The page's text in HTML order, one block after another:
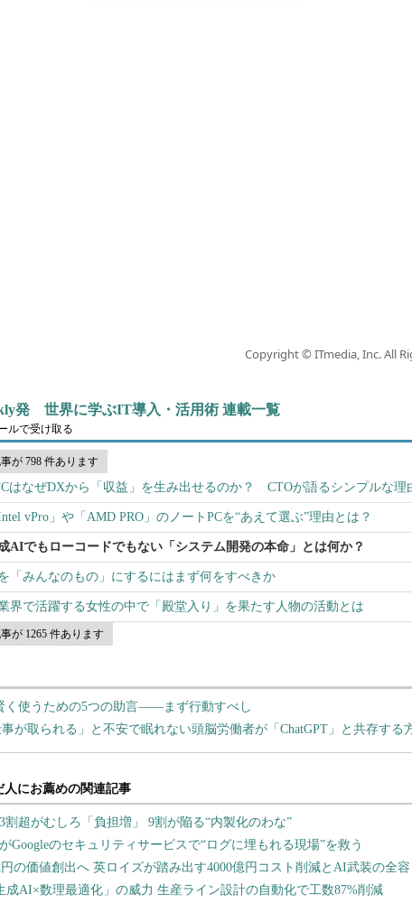
Copyright © ITmedia, Inc. All
発 世界に学ぶIT導入・活用術 連載一覧
ルで受け取る
が 798 件あります
はなぜDXから「収益」を生み出せるのか？ CTOが語るシンプルな理
Intel vPro」や「AMD PRO」のノートPCを“あえて選ぶ”理由とは？
AIでもローコードでもない「システム開発の本命」とは何か？
「みんなのもの」にするにはまず何をすべきか
界で活躍する女性の中で「殿堂入り」を果たす人物の活動とは
が 1265 件あります
く使うための5つの助言――まず行動すべし
事が取られる」と不安で眠れない頭脳労働者が「ChatGPT」と共存する